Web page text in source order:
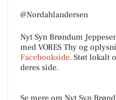
@Nordahlandersen
Nyt Syn Brøndum
med VORES Thy og
Facebookside. Støt lokalt
deres side.
Se mere om Nyt Syn